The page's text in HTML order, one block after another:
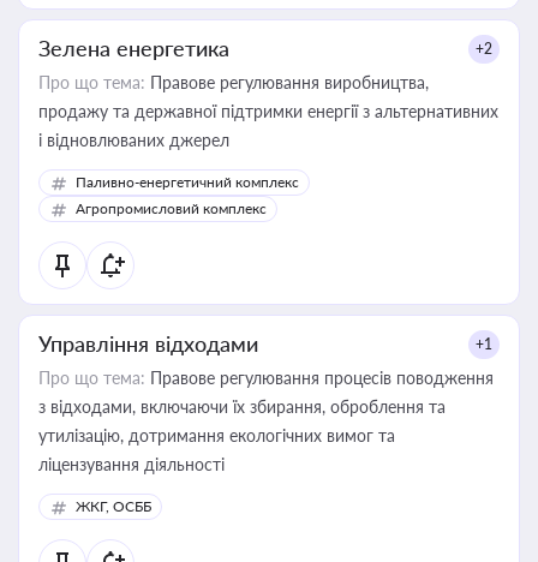
Зелена енергетика +2
Про що тема: Правове регулювання виробництва,
продажу та державної підтримки енергії з альтернативних
і відновлюваних джерел
Паливно-енергетичний комплекс
Агропромисловий комплекс
Управління відходами +1
Про що тема: Правове регулювання процесів поводження
з відходами, включаючи їх збирання, оброблення та
утилізацію, дотримання екологічних вимог та
ліцензування діяльності
ЖКГ, ОСББ